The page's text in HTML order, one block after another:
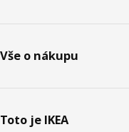
Vše o nákupu
Toto je IKEA